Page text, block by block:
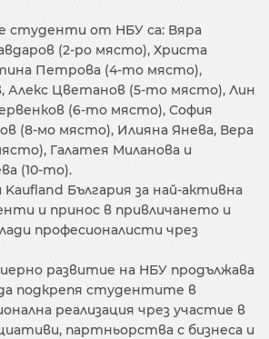
студенти от НБУ са: Вяра
(2-ро място), Христа
Петрова (4-то място),
Алекс Цветанов (5-то място), Лин
(6-то място), София
(8-мо място), Илияна Янева, Вера
Галатея Миланова и
(10-то).
България за най-активна
и принос в привличането и
професионалисти чрез
развитие на НБУ продължава
подкрепя студентите в
реализация чрез участие в
партньорства с бизнеса и